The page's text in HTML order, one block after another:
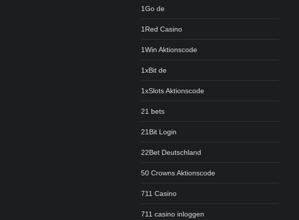
1Go de
1Red Casino
1Win Aktionscode
1xBit de
1xSlots Aktionscode
21 bets
21Bit Login
22Bet Deutschland
50 Crowns Aktionscode
711 Casino
711 casino inloggen